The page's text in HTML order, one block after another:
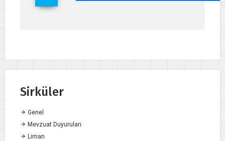
Sirküler
Genel
Mevzuat Duyuruları
Liman